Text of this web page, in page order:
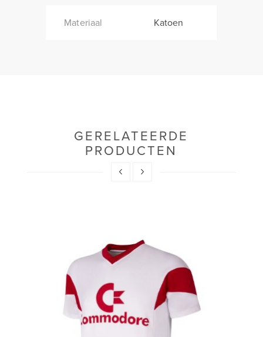
Materiaal Katoen
GERELATEERDE
PRODUCTEN